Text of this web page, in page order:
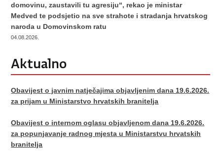
domovinu, zaustavili tu agresiju“, rekao je ministar
Medved te podsjetio na sve strahote i stradanja hrvatskog
naroda u Domovinskom ratu
04.08.2026.
Aktualno
Obavijest o javnim natječajima objavljenim dana 19.6.2026.
za prijam u Ministarstvo hrvatskih branitelja
Obavijest o internom oglasu objavljenom dana 19.6.2026.
za popunjavanje radnog mjesta u Ministarstvu hrvatskih
branitelja